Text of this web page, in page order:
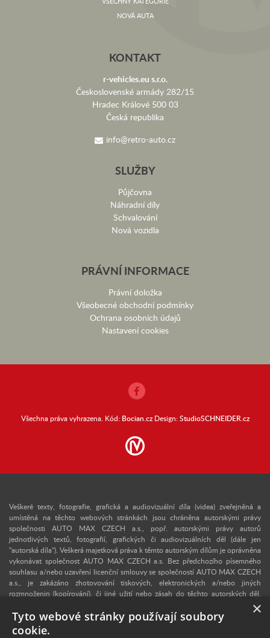
NOVÁ AUTA
KONTAKT
r-vehicles.eu s.r.o.
Československé armády 282/15
Hradec Králové 500 03
Česká republika
info@retro-auto.cz
SLUŽBY
Půjčovna
Náhradní díly
Schvalování
Nová vozidla
PRÁVNÍ INFORMACE
Právní doložka
Všeobecné obchodní podmínky
Ochrana osobních údajů
Nastavení cookies
Všechna práva vyhrazena. Kód: Bocian.czDesign:StudioSCHNEIDER.cz
Veškeré texty, fotografie, grafická a audiovizuální díla (videa) zveřejněná a
umístěná na těchto webových stránkách jsou chráněna autorskými právy
společnosti AUTO MAX CZECH a.s., popř. autorskými právy autorů
jednotlivých textů, fotografií, grafických či audiovizuálních děl (dále jen
"autorská díla"). Veškerá majetková práva k těmto autorským dílům je oprávněna
vykonávat společnost AUTO MAX CZECH a.s. Bez předchozího písemného
souhlasu a/nebo uzavření licenční smlouvy se společností AUTO MAX CZECH
a.s., je zakázáno zhotovování tiskových, elektronických a/nebo jiných
rozmnoženin (kopírování), či jiné užití nebo zásah do těchto autorských děl.
Upozorňujeme, že v případě neoprávněného užití autorského díla se lze
domáhat dle § 40 zákona č. 121/2000 Sb., autorského zákona, vydání
dvojnásobku běžné licenční odměny, a v konkrétním případě se může jednat i o
×
Tyto webové stránky používají soubory
cookie.